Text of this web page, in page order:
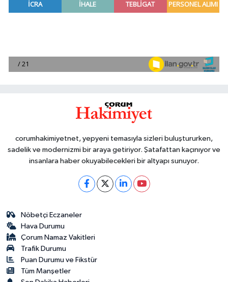
corumhakimiyetnet, yepyeni temasıyla sizleri buluştururken,
sadelik ve modernizmi bir araya getiriyor. Şatafattan kaçınıyor ve
insanlara haber okuyabilecekleri bir altyapı sunuyor.
Nöbetçi Eczaneler
Hava Durumu
Çorum Namaz Vakitleri
Trafik Durumu
Puan Durumu ve Fikstür
Tüm Manşetler